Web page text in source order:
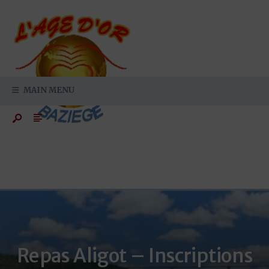
content
MAIN MENU
Repas Aligot – Inscriptions
for: